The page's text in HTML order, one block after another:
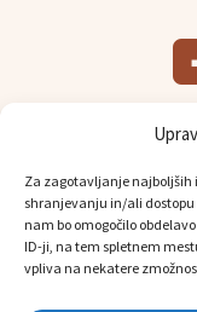
Za zagotavljanje najboljših
shranjevanju in/ali dostopu
nam bo omogočilo
ID-ji, na tem spletnem
vpliva na nekatere
–
Politika